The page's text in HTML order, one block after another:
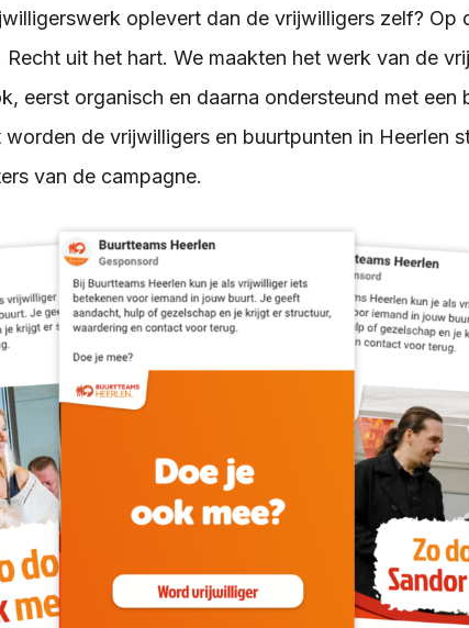
oplevert dan de vrijwilligers zelf? Op
Recht uit het hart. We maakten het werk van de
eerst organisch en daarna ondersteund met een
de vrijwilligers en buurtpunten in Heerlen
van de campagne.